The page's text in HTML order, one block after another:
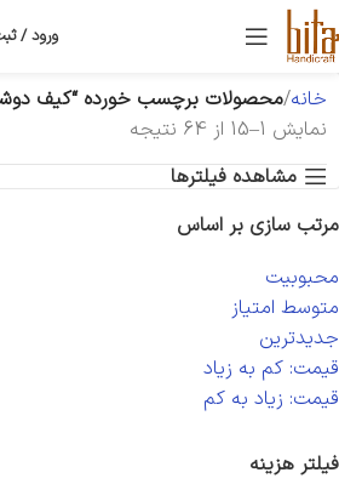
ورود /
خانه محصولات برچسب خورده “کیف
نمایش 1–15 از 64 نتیجه
مشاهده فیلترها
مرتب سازی بر اساس
محبوبیت
متوسط امتیاز
جدیدترین
قیمت: کم به زیاد
قیمت: زیاد به کم
فیلتر هزینه